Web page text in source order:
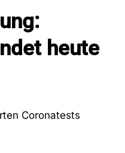
heute
Coronatests